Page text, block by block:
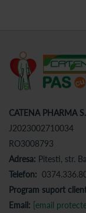
CATENA PHARMA
J2023002710034
RO3008793
Adresa: Pitesti, str.
Telefon:
Program suport
Email: [email